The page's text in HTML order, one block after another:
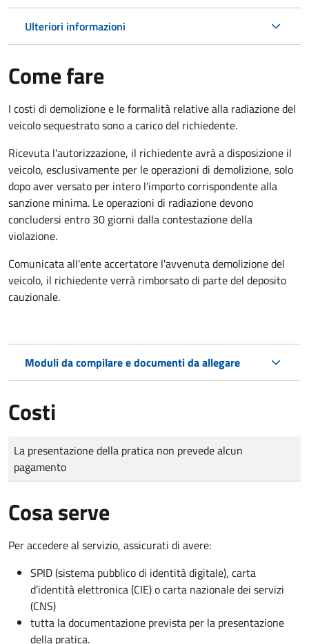
Ulteriori informazioni
Come fare
I costi di demolizione e le formalità relative alla radiazione del
veicolo sequestrato sono a carico del richiedente.
Ricevuta l'autorizzazione, il richiedente avrà a disposizione il
veicolo, esclusivamente per le operazioni di demolizione, solo
dopo aver versato per intero l'importo corrispondente alla
sanzione minima. Le operazioni di radiazione devono
concludersi entro 30 giorni dalla contestazione della
violazione.
Comunicata all'ente accertatore l'avvenuta demolizione del
veicolo, il richiedente verrà rimborsato di parte del deposito
cauzionale.
Moduli da compilare e documenti da allegare
Costi
Tipo di pagamento
Importo
La presentazione della pratica non prevede alcun
pagamento
Cosa serve
Per accedere al servizio, assicurati di avere:
SPID (sistema pubblico di identità digitale), carta
d’identità elettronica (CIE) o carta nazionale dei servizi
(CNS)
tutta la documentazione prevista per la presentazione
della pratica.